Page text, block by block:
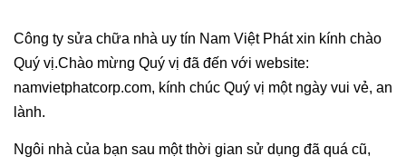
Công ty sửa chữa nhà uy tín Nam Việt Phát xin kính chào
Quý vị.Chào mừng Quý vị đã đến với website:
namvietphatcorp.com, kính chúc Quý vị một ngày vui vẻ, an
lành.
Ngôi nhà của bạn sau một thời gian sử dụng đã quá cũ,